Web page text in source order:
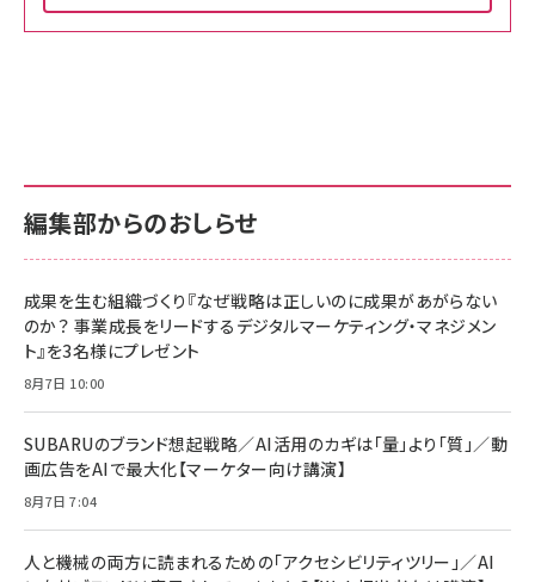
￥880
anan(アンアン)2026/06/24号 No.2500増刊
スペシャルエディション[王道エンタメの矜持／
￥1,100
anan(アンアン)2026/07/08号 No.2502[2026
￥880
ママ投資家が育休中に１億貯めた株式投資
組織の成果を最大化する ルールのデザイン
サポート正規品 メーカー保証5年 KLMEA128G
NIMASO ガラスフィルム iPhone 17 用 保護フィ
すい ガイド枠付き いPhone17 (6.3インチ) 対応
2枚セット DSP25F1698
￥1,599
￥6,980
全ワイヤレスイヤホン/アクティブノイズキャンセリ
技術基準適合】ブラック
￥5,990
サポート正規品 メーカー保証5年 KLMEA128G
Amazon eギフトカード - Amazonロゴ - クラ
￥5,000
Anker PowerLine III Flow USB-C & USB-C
Pro/Air 各種対応 (1.8m ミッドナイトブラック)
￥1,890
編集部からのおしらせ
成果を生む組織づくり『なぜ戦略は正しいのに成果があがらない
のか？ 事業成長をリードするデジタルマーケティング・マネジメン
ト』を3名様にプレゼント
8月7日 10:00
SUBARUのブランド想起戦略／AI活用のカギは「量」より「質」／動
画広告をAIで最大化【マーケター向け講演】
8月7日 7:04
人と機械の両方に読まれるための「アクセシビリティツリー」／AI